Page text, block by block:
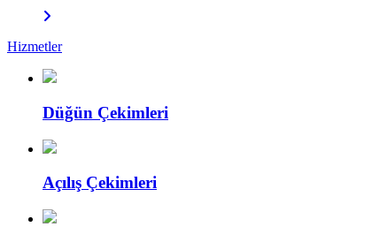
Hizmetler
Düğün Çekimleri
Açılış Çekimleri